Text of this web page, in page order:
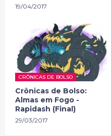
19/04/2017
CRÔNICAS DE BOLSO
Crônicas de Bolso:
Almas em Fogo -
Rapidash (Final)
29/03/2017